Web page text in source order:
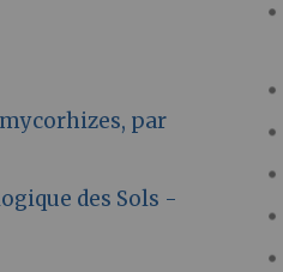
par
des Sols -